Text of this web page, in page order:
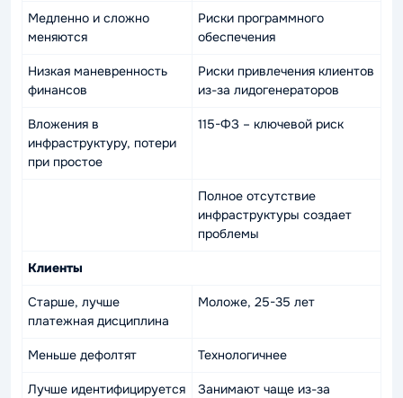
Медленно и сложно
меняются
Риски программного
обеспечения
Низкая маневренность
финансов
Риски привлечения клиентов
из-за лидогенераторов
Вложения в
инфраструктуру, потери
при простое
115-ФЗ – ключевой риск
Полное отсутствие
инфраструктуры создает
проблемы
Клиенты
Старше, лучше
платежная дисциплина
Моложе, 25-35 лет
Меньше дефолтят Технологичнее
Лучше идентифицируется
Занимают чаще из-за